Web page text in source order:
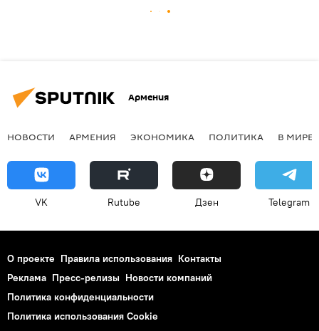
Армения
НОВОСТИ АРМЕНИЯ ЭКОНОМИКА ПОЛИТИКА В МИРЕ
VK Rutube Дзен Telegram
О проекте Правила использования Контакты
Реклама Пресс-релизы Новости компаний
Политика конфиденциальности
Политика использования Cookie